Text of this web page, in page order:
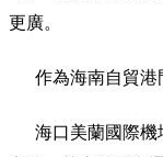
更廣。
作為海南自貿港
海口美蘭國際機